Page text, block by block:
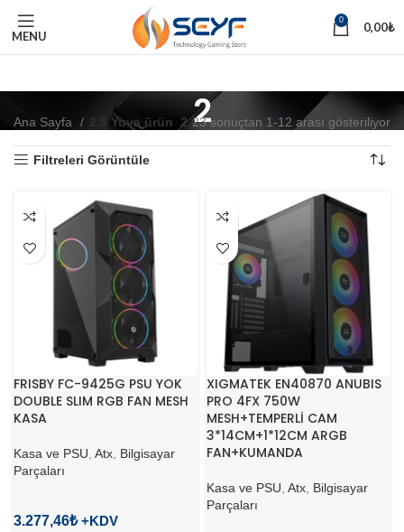
MENU
0 0,00₺
2
Ana Sayfa 2.5 Yuva ürün 2 23 sonuçtan 1-12 arası gösteriliyor
Filtreleri Görüntüle
FRISBY FC-9425G PSU YOK
DOUBLE SLIM RGB FAN MESH
KASA
Kasa ve PSU Atx Bilgisayar
Parçaları
3.277,46₺
XIGMATEK EN40870 ANUBIS
PRO 4FX 750W
MESH+TEMPERLİ CAM
3*14CM+1*12CM ARGB
FAN+KUMANDA
Kasa ve PSU Atx Bilgisayar
Parçaları